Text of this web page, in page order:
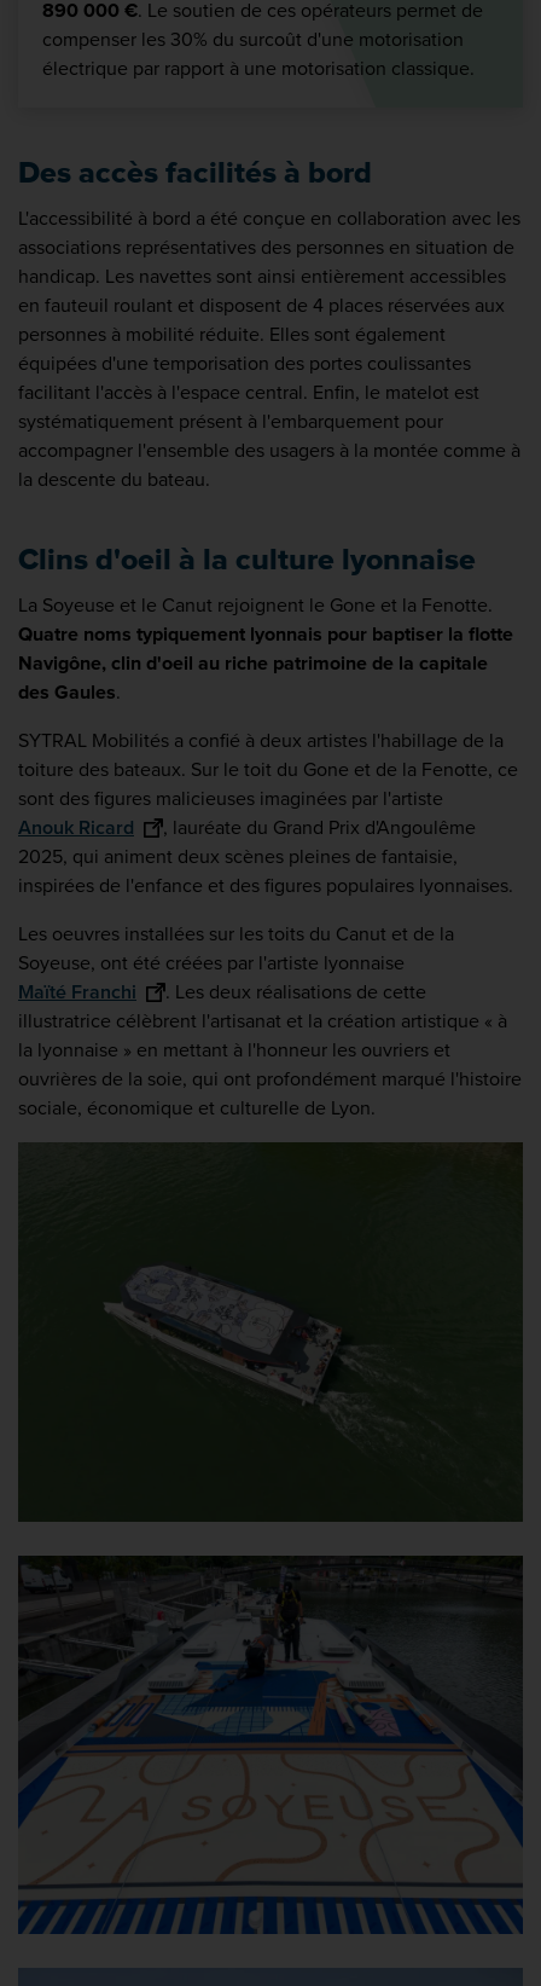
890 000 €. Le soutien de ces opérateurs permet de
compenser les 30% du surcoût d'une motorisation
électrique par rapport à une motorisation classique.
Des accès facilités à bord
L'accessibilité à bord a été conçue en collaboration avec les
associations représentatives des personnes en situation de
handicap. Les navettes sont ainsi entièrement accessibles
en fauteuil roulant et disposent de 4 places réservées aux
personnes à mobilité réduite. Elles sont également
équipées d'une temporisation des portes coulissantes
facilitant l'accès à l'espace central. Enfin, le matelot est
systématiquement présent à l'embarquement pour
accompagner l'ensemble des usagers à la montée comme à
la descente du bateau.
Clins d'oeil à la culture lyonnaise
La Soyeuse et le Canut rejoignent le Gone et la Fenotte.
Quatre noms typiquement lyonnais pour baptiser la flotte
Navigône, clin d'oeil au riche patrimoine de la capitale
des Gaules.
SYTRAL Mobilités a confié à deux artistes l'habillage de la
toiture des bateaux. Sur le toit du Gone et de la Fenotte, ce
sont des figures malicieuses imaginées par l'artiste
Anouk Ricard
, lauréate du Grand Prix d'Angoulême
2025, qui animent deux scènes pleines de fantaisie,
inspirées de l'enfance et des figures populaires lyonnaises.
Les oeuvres installées sur les toits du Canut et de la
Soyeuse, ont été créées par l'artiste lyonnaise
Maïté Franchi
. Les deux réalisations de cette
illustratrice célèbrent l'artisanat et la création artistique « à
la lyonnaise » en mettant à l'honneur les ouvriers et
ouvrières de la soie, qui ont profondément marqué l'histoire
sociale, économique et culturelle de Lyon.